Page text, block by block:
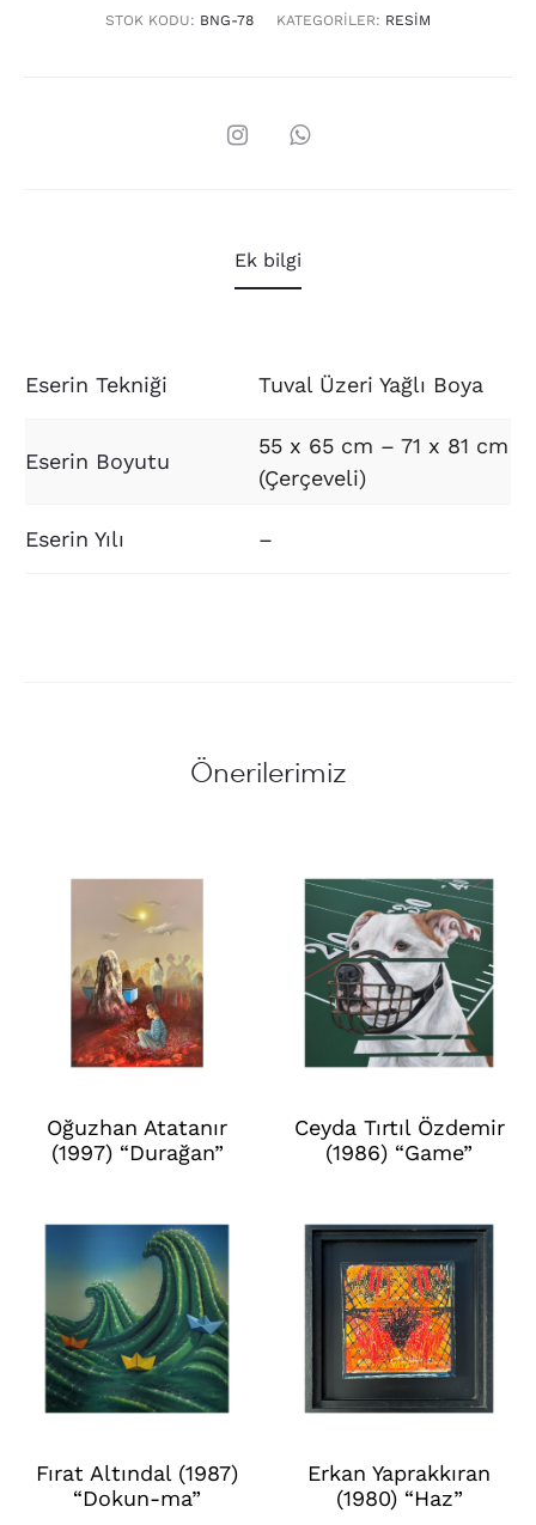
STOK KODU: BNG-78 KATEGORILER: RESIM
Ek bilgi
Eserin Tekniği Tuval Üzeri Yağlı Boya
Eserin Boyutu
55 x 65 cm – 71 x 81 cm
(Çerçeveli)
Eserin Yılı –
Önerilerimiz
Oğuzhan Atatanır
(1997) “Durağan”
Ceyda Tırtıl Özdemir
(1986) “Game”
Fırat Altındal (1987)
“Dokun-ma”
Erkan Yaprakkıran
(1980) “Haz”